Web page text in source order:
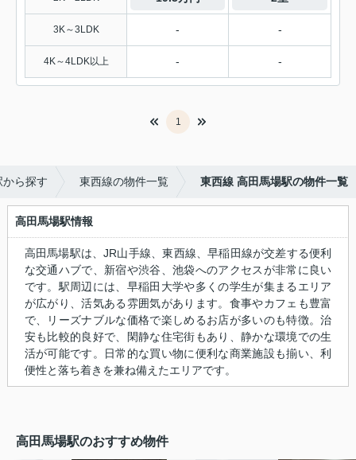
3K～3LDK - -
4K～4LDK以上 - -
1
ら探す 東西線の物件一覧 東西線 高田馬場駅の物件一覧
高田馬場駅情報
高田馬場駅は、JR山手線、東西線、早稲田線が交差する便利
な交通ハブで、新宿や渋谷、池袋へのアクセスが非常に良い
です。駅周辺には、早稲田大学や多くの学生が集まるエリア
が広がり、活気ある雰囲気があります。食事やカフェも豊富
で、リーズナブルな価格で楽しめるお店が多いのも特徴。治
安も比較的良好で、閑静な住宅街もあり、静かな環境での生
活が可能です。日常的な買い物に便利な商業施設も揃い、利
便性と落ち着きを兼ね備えたエリアです。
高田馬場駅のおすすめ物件